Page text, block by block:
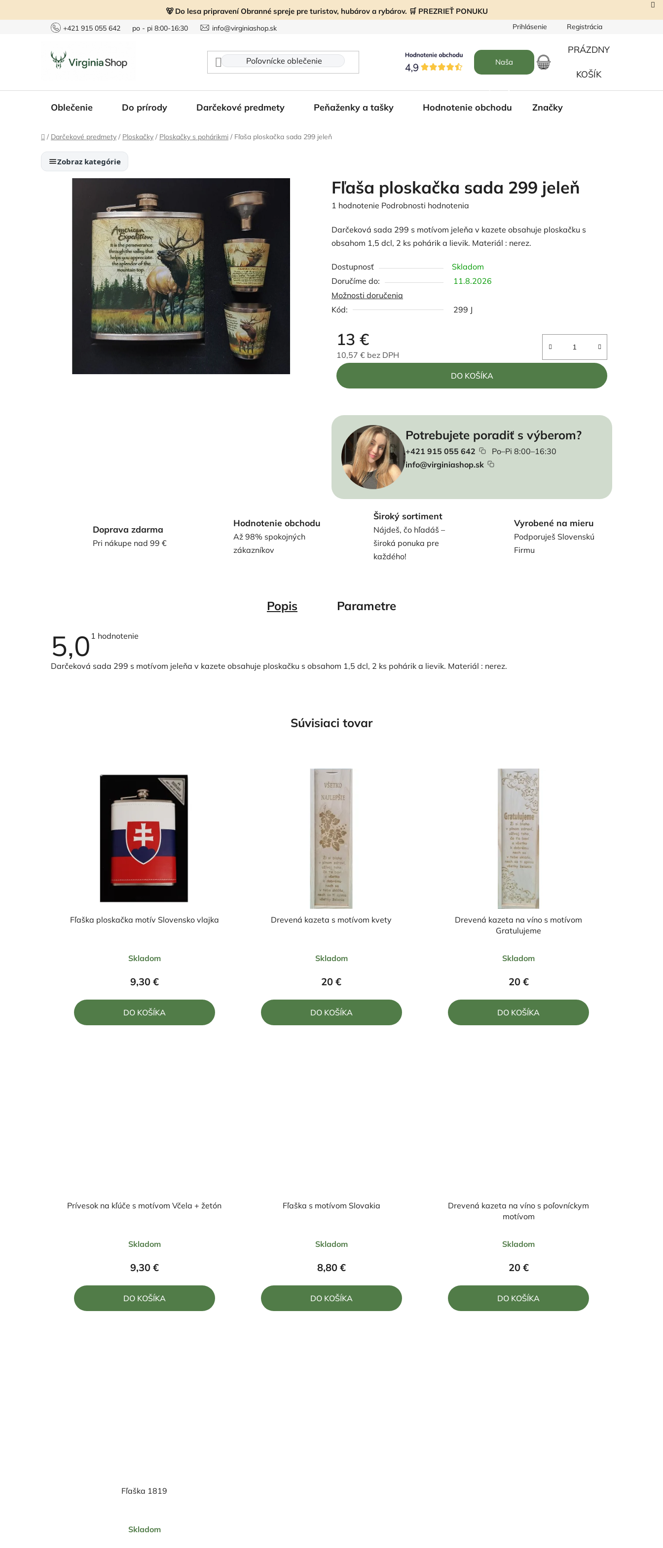
🐻 Do lesa pripravení Obranné spreje pre turistov, hubárov a rybárov. 🛒 PREZRIEŤ PONUKU
+421 915 055 642 po - pi 8:00-16:30 info@virginiashop.sk Prihlásenie Registrácia
Naša
NÁKUPNÝ
PRÁZDNY
KOŠÍK
Oblečenie Do prírody Darčekové predmety Peňaženky a tašky Hodnotenie obchodu Značky
Domov
/ Darčekové predmety / Ploskačky / Ploskačky s pohárikmi / Fľaša ploskačka sada 299 jeleň
Zobraz kategórie
Fľaša ploskačka sada 299 jeleň
Priemerné
produktu
je
z
5
hviezdičiek.
1 hodnotenie Podrobnosti hodnotenia
Darčeková sada 299 s motívom jeleňa v kazete obsahuje ploskačku s
obsahom 1,5 dcl, 2 ks pohárik a lievik. Materiál : nerez.
Dostupnosť
Skladom
11.8.2026
Možnosti doručenia
Kód:
299 J
13 €
10,57 € bez DPH
Jednotková cena:
DO KOŠÍKA
Potrebujete poradiť s výberom?
+421 915 055 642
Po–Pi 8:00–16:30
info@virginiashop.sk
Doprava zdarma
Pri nákupe nad 99 €
Hodnotenie obchodu
Až 98% spokojných
zákazníkov
Široký sortiment
Nájdeš, čo hľadáš –
široká ponuka pre
každého!
Vyrobené na mieru
Podporuješ Slovenskú
Firmu
Popis Parametre
5,0 Priemerné
5,0
1 hodnotenie
Darčeková sada 299 s motívom jeleňa v kazete obsahuje ploskačku s obsahom 1,5 dcl, 2 ks pohárik a lievik. Materiál : nerez.
Súvisiaci tovar
Fľaška ploskačka motív Slovensko vlajka
hodnotenie
produktu
z
Skladom
9,30 €
DO KOŠÍKA
Drevená kazeta s motívom kvety
hodnotenie
produktu
z
Skladom
20 €
DO KOŠÍKA
Drevená kazeta na víno s motívom
Gratulujeme
hodnotenie
produktu
z
Skladom
20 €
DO KOŠÍKA
Prívesok na kľúče s motívom Včela + žetón
hodnotenie
produktu
5,0
z
Skladom
9,30 €
DO KOŠÍKA
Fľaška s motívom Slovakia
hodnotenie
produktu
5,0
z
Skladom
8,80 €
DO KOŠÍKA
Drevená kazeta na víno s poľovníckym
motívom
hodnotenie
produktu
4,0
z
Skladom
20 €
DO KOŠÍKA
Fľaška 1819
hodnotenie
Skladom